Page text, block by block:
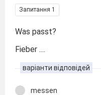
Запитання 1
Was passt?
Fieber ....
варіанти відповідей
messen